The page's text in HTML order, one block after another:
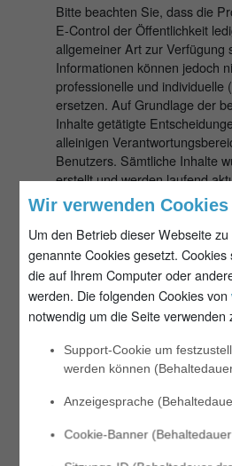
Wir verwenden Cookies
Um den Betrieb dieser Webseite
genannte Cookies gesetzt.
die auf Ihrem Computer oder
werden. Die folgenden Cookies von
notwendig um die Seite verwenden
Support-Cookie um
werden können
Anzeigesprache
Cookie-Banner
Bitte beachten Sie, dass die
E-Control der Öffentlichkeit
allgemeiner Art zur Verfügung
Informationen können jedoch
professionelle und individuelle
ersetzen. Auf Grundlage der
Inhalte getätigte
alleinigen
Benutzers. Sämtliche Inhalte
erstellt und werden laufend
kann nicht ausgeschlossen
Informationen unvollständig,
fehlerhaft sind. Eine Haftung
entstandene Schäden kann
werden. Wenn Fehler oder
werden, werden diese so
korrigiert. Die Bestimmungen
Konsumentenschutzgesetzes
unberührt.
Die bereitgestellten Inhalte
Externe Inhalte, auf die mittels
Verantwortungsbereich der E-